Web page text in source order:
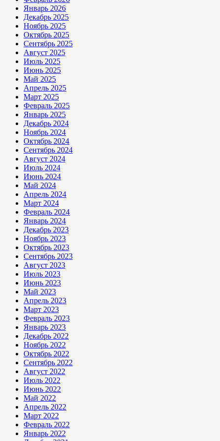
Январь 2026
Декабрь 2025
Ноябрь 2025
Октябрь 2025
Сентябрь 2025
Август 2025
Июль 2025
Июнь 2025
Май 2025
Апрель 2025
Март 2025
Февраль 2025
Январь 2025
Декабрь 2024
Ноябрь 2024
Октябрь 2024
Сентябрь 2024
Август 2024
Июль 2024
Июнь 2024
Май 2024
Апрель 2024
Март 2024
Февраль 2024
Январь 2024
Декабрь 2023
Ноябрь 2023
Октябрь 2023
Сентябрь 2023
Август 2023
Июль 2023
Июнь 2023
Май 2023
Апрель 2023
Март 2023
Февраль 2023
Январь 2023
Декабрь 2022
Ноябрь 2022
Октябрь 2022
Сентябрь 2022
Август 2022
Июль 2022
Июнь 2022
Май 2022
Апрель 2022
Март 2022
Февраль 2022
Январь 2022